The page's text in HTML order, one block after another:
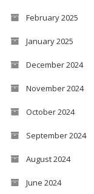
February 2025
January 2025
December 2024
November 2024
October 2024
September 2024
August 2024
June 2024